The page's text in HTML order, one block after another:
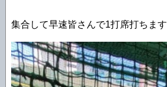
集合して早速皆さんで1打席打ちます